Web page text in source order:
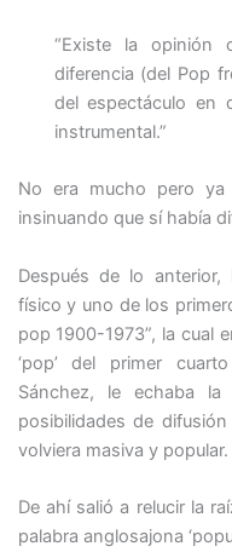
“Existe la opinión
diferencia (del Pop
del espectáculo en
instrumental.”
No era mucho pero ya
insinuando que sí había
Después de lo
físico y uno de los
pop 1900-1973”, la cual
‘pop’ del primer
Sánchez, le echaba
posibilidades de
volviera masiva y popular.
De ahí salió a relucir la
palabra anglosajona